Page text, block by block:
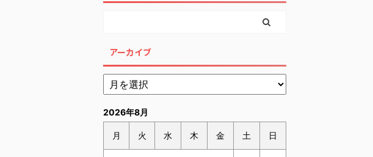
アーカイブ
2026年8月
月 火 水 木 金 土 日